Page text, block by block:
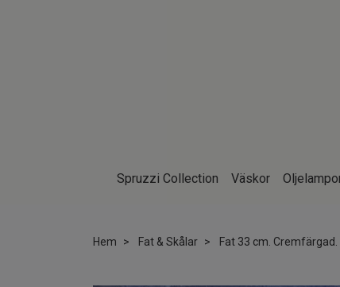
Spruzzi Collection Väskor
Hem Fat & Skålar Fat 33 cm. Cremfärgad.